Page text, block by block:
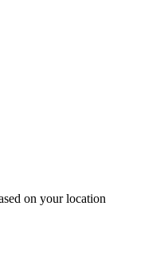
on your location